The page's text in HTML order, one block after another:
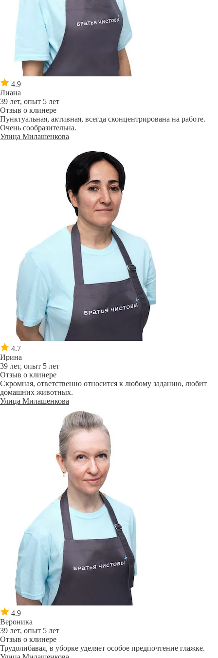
4.9
Лиана
39 лет, опыт 5 лет
Отзыв о клинере
Пунктуальная, активная, всегда сконцентрирована на работе.
Очень сообразительна.
Улица Милашенкова
4.7
Ирина
39 лет, опыт 5 лет
Отзыв о клинере
Скромная, ответственно относится к любому заданию, любит
домашних животных.
Улица Милашенкова
4.9
Вероника
39 лет, опыт 5 лет
Отзыв о клинере
Трудолибавая, в уборке уделяет особое предпочтение глажке.